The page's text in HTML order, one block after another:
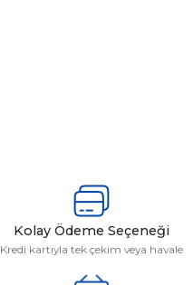
Kolay Ödeme Seçeneği
Kredi kartıyla tek çekim veya havale